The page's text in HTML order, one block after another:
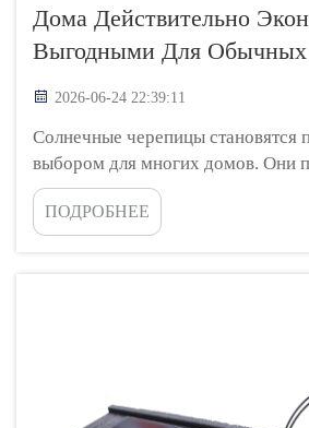
Дома Действительно
Выгодными Для Обычных
2026-06-24 22:39:11
Солнечные черепицы становятся
выбором для многих домов. Они
использовать солнечный свет для
электроэнергии, что со временем
сэкономить деньги. Однако
ПОДРОБНЕЕ